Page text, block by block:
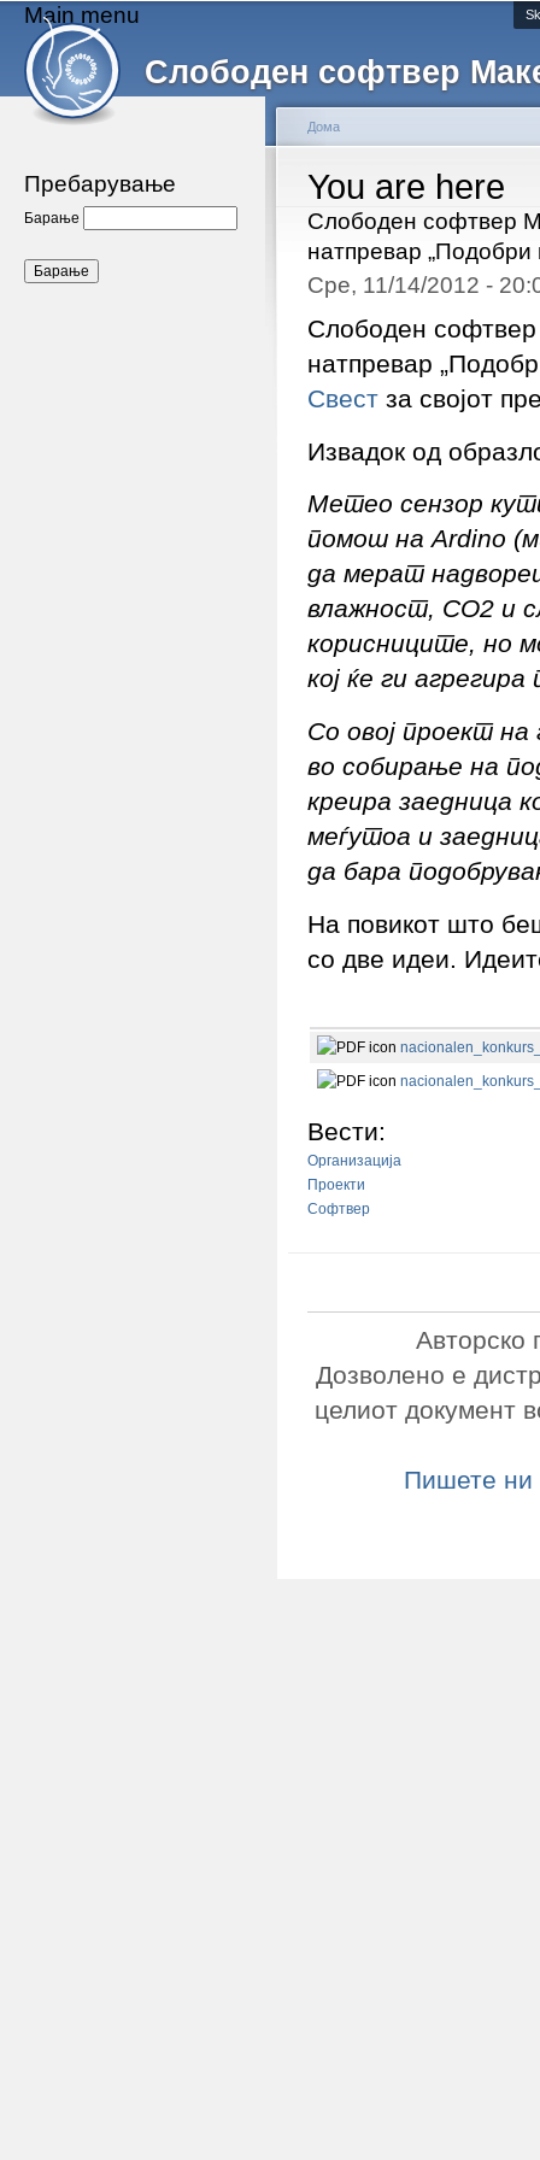
Слободен софтвер
Main menu
Пребарување
Барање
You are here
Дома
Слободен софтвер
натпревар
Сре, 11/14/2012 -
Слободен
натпревар
Свест за својот
Извадок од
Метео сензор
помош на Аrdino
да мерат
влажност, CO2 и
корисниците, но
кој ќе ги
Со овој проект
во собирање на
креира заедница
меѓутоа и
да бара
На повикот што
со две идеи.
Вести:
Организација
Проекти
Софтвер
Авторско
Дозволено е
целиот документ
Пишете ни